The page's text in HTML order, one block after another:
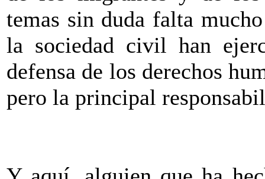
temas sin duda falta
la sociedad civil han
defensa de los derechos
pero la principal